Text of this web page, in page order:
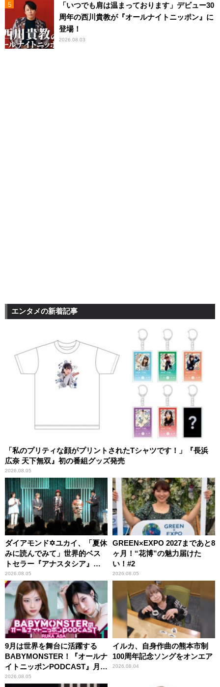
「いつでも肩は温まっております」デビュー30
周年の西川貴教が『オールナイトニッポン』に
登場！
2026.08.03
エンタメの新着記事
「私のプリティな顔がプリントされたTシャツです！」『長浜
広奈 天下無双』初の番組グッズ発売
2026.08.05
ダイアモンド✡ユカイ、「夏休
みに読んでみて」世界的ベス
トセラー『アナスタシア』を
紹介
2026.08.05
GREEN×EXPO 2027まであと8
ヶ月！“花博”の魅力届けた
い！#2
2026.08.05
9月は世界を舞台に活躍する
BABYMONSTER！『オールナ
イトニッポンPODCAST』月替
わりパーソナリティ
2026.08.05
イルカ、自身作曲の熊本市制
100周年記念ソングをオンエア
2026.08.04